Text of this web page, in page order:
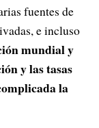
fuentes de
e incluso
mundial y
y las tasas
la